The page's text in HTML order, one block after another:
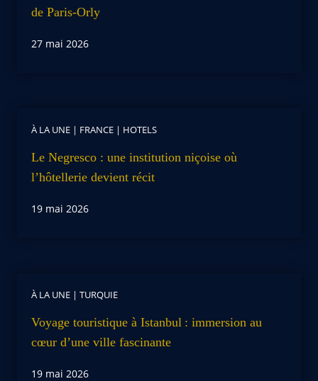
de Paris-Orly
27 mai 2026
À LA UNE | FRANCE | HOTELS
Le Negresco : une institution niçoise où
l’hôtellerie devient récit
19 mai 2026
À LA UNE | TURQUIE
Voyage touristique à Istanbul : immersion au
cœur d’une ville fascinante
19 mai 2026